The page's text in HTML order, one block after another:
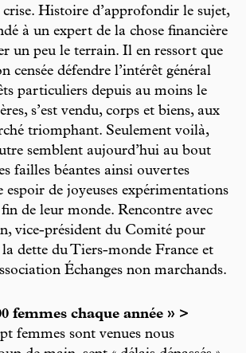
Histoire d’approfondir le sujet,
à un expert de la chose financière
un peu le terrain. Il en ressort que
censée défendre l’intérêt général
particuliers depuis au moins le
s’est vendu, corps et biens, aux
triomphant. Seulement voilà,
semblent aujourd’hui au bout
failles béantes ainsi ouvertes
espoir de joyeuses expérimentations
de leur monde. Rencontre avec
vice-président du Comité pour
dette du Tiers-monde France et
Échanges non marchands.
femmes chaque année » >
femmes sont venues nous